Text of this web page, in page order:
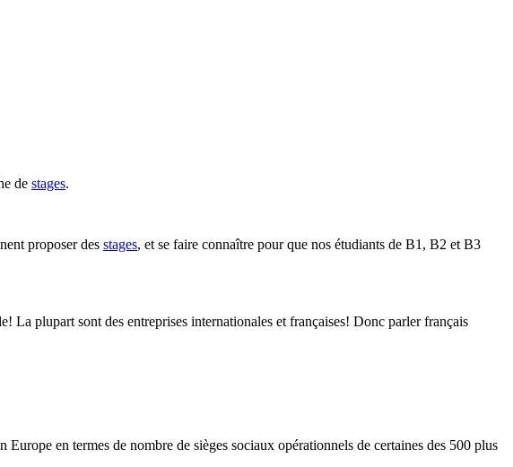
de stages.
proposer des stages, et se faire connaître pour que nos étudiants de B1, B2 et B3
La plupart sont des entreprises internationales et françaises! Donc parler français
en termes de nombre de sièges sociaux opérationnels de certaines des 500 plus